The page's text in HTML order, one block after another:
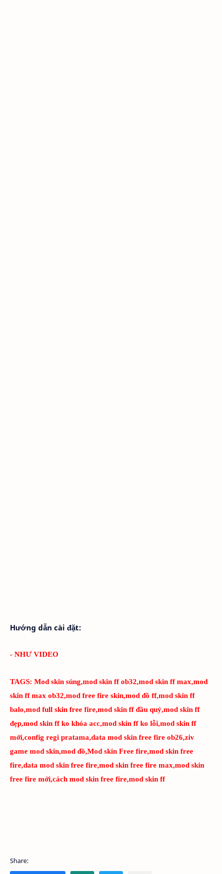
Hướng dẫn cài đặt:
- NHƯ VIDEO
TAGS: Mod skin súng,mod skin ff ob32,mod skin ff max,mod
skin ff max ob32,mod free fire skin,mod đồ ff,mod skin ff
balo,mod full skin free fire,mod skin ff đầu quỷ,mod skin ff
đẹp,mod skin ff ko khóa acc,mod skin ff ko lỗi,mod skin ff
mới,config regi pratama,data mod skin free fire ob26,ziv
game mod skin,mod đồ,Mod skin Free fire,mod skin free
fire,data mod skin free fire,mod skin free fire max,mod skin
free fire mới,cách mod skin free fire,mod skin ff